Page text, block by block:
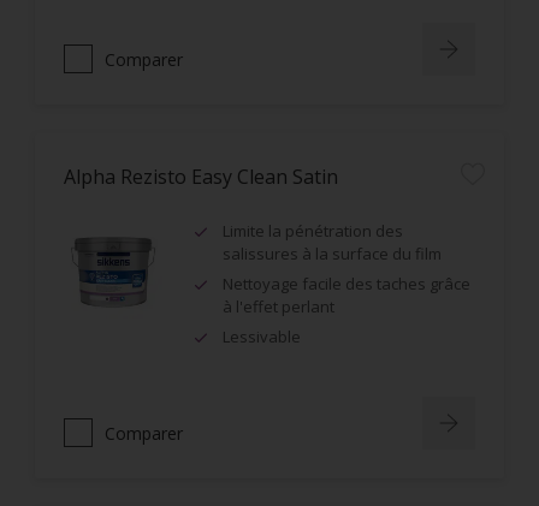
Comparer
Alpha Rezisto Easy Clean Satin
Limite la pénétration des
salissures à la surface du film
Nettoyage facile des taches grâce
à l'effet perlant
Lessivable
Comparer